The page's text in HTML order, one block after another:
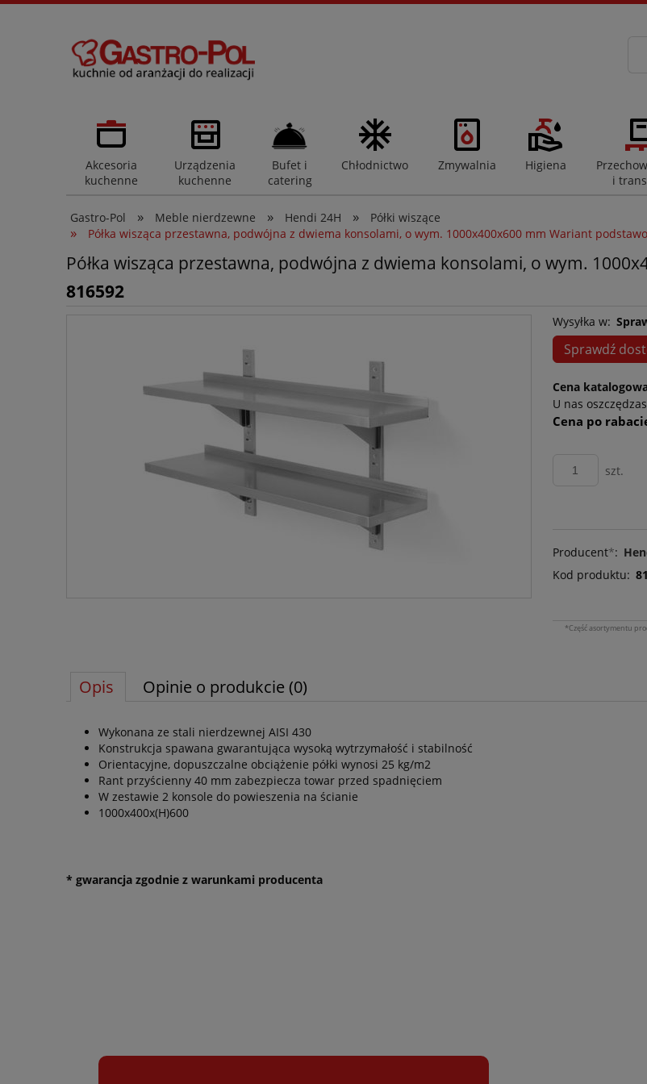
Akcesoria
kuchenne
Urządzenia
kuchenne
Bufet i
catering
Chłodnictwo Zmywalnia Higiena
i
Gastro-Pol » Meble nierdzewne » Hendi 24H » Półki wiszące
» Półka wisząca przestawna, podwójna z dwiema konsolami, o wym. 1000x400x600 mm Wariant
Półka wisząca przestawna, podwójna z dwiema konsolami, o wym.
816592
Wysyłka w:
Sprawdź
Cena
U nas
Cena po
szt.
Producent*:
Kod produktu:
*Część asortymentu
Opis Opinie o produkcie (0)
Wykonana ze stali nierdzewnej AISI 430
Konstrukcja spawana gwarantująca wysoką wytrzymałość i stabilność
Orientacyjne, dopuszczalne obciążenie półki wynosi 25 kg/m2
Rant przyścienny 40 mm zabezpiecza towar przed spadnięciem
W zestawie 2 konsole do powieszenia na ścianie
1000x400x(H)600
* gwarancja zgodnie z warunkami producenta